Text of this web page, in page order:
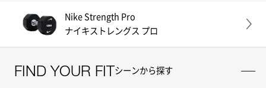
Nike Strength Pro
ナイキストレングス プロ
FIND YOUR FITシーンから探す